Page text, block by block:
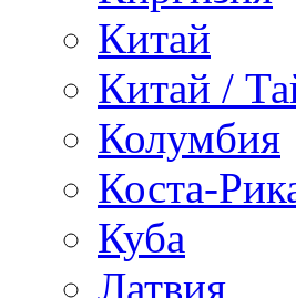
Китай
Китай /
Колумбия
Коста-
Куба
Латвия